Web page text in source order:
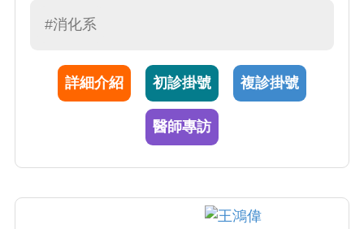
及食道靜脈瘤出血、大腸瘜肉的切除、消化道
療，利用逆行性膽胰管攝影(ERCP)，檢查並治
療膽道結石及腫瘤及所引起的阻塞，結石取出
及膽道、胰管的支架置放。
#消化系
詳細介紹 初診掛號 複診掛號
醫師專訪